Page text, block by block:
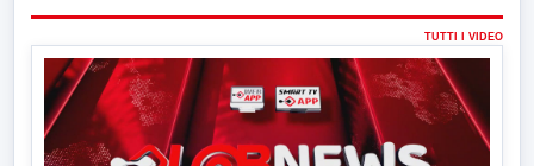
TUTTI I VIDEO